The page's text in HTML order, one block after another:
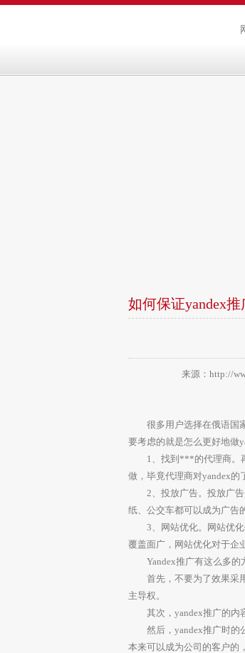
如何保证yandex推
来源：http://
很多用户选择在俄语国家
要考虑的就是怎么更好地做
1、找到***的代理商。再
做，毕竟代理商对yandex的
2、投放广告。投放广告
纸、公交车都可以成为广告
3、网站优化。网站优化
覆盖面广，网站优化对于企
Yandex推广有这么多的方
首先，不要为了效果采用
主导权。
其次，yandex推广的内容
然后，yandex推广时的公
本来可以成为公司的客户的